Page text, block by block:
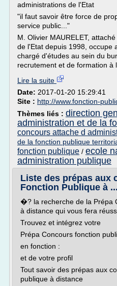
administrations de l'Etat
"il faut savoir être force de
service public..."
M. Olivier MAURELET,
de l'Etat depuis 1998, occupe
chargé d'études au sein du
recrutement et de formation à
Lire la suite
Date: 2017-01-20 15:29:41
Site : http://www.fonction-
Thèmes liés : direction
administration et de la
concours attache d
de la fonction publique
fonction publique / ecole
administration publique
Liste des prépas aux
Fonction Publique à ...
�? la recherche de la Prépa
à distance qui vous fera
Trouvez et intégrez votre
Prépa Concours fonction
en fonction :
et de votre profil
Tout savoir des prépas aux
publique à distance